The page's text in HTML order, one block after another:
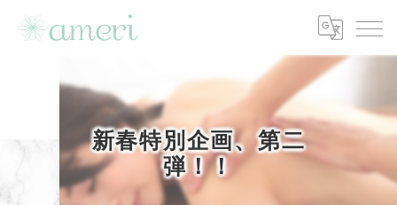
新春特別企画、第二
弾！！